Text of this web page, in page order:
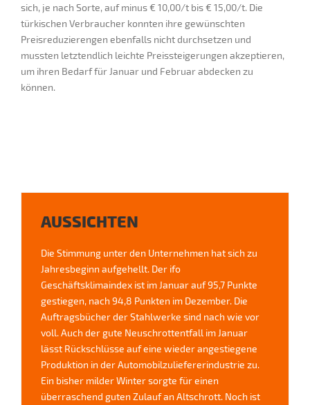
sich, je nach Sorte, auf minus € 10,00/t bis € 15,00/t. Die
türkischen Verbraucher konnten ihre gewünschten
Preisreduzierengen ebenfalls nicht durchsetzen und
mussten letztendlich leichte Preissteigerungen akzeptieren,
um ihren Bedarf für Januar und Februar abdecken zu
können.
AUSSICHTEN
Die Stimmung unter den Unternehmen hat sich zu
Jahresbeginn aufgehellt. Der ifo
Geschäftsklimaindex ist im Januar auf 95,7 Punkte
gestiegen, nach 94,8 Punkten im Dezember. Die
Auftragsbücher der Stahlwerke sind nach wie vor
voll. Auch der gute Neuschrottentfall im Januar
lässt Rückschlüsse auf eine wieder angestiegene
Produktion in der Automobilzuliefererindustrie zu.
Ein bisher milder Winter sorgte für einen
überraschend guten Zulauf an Altschrott. Noch ist